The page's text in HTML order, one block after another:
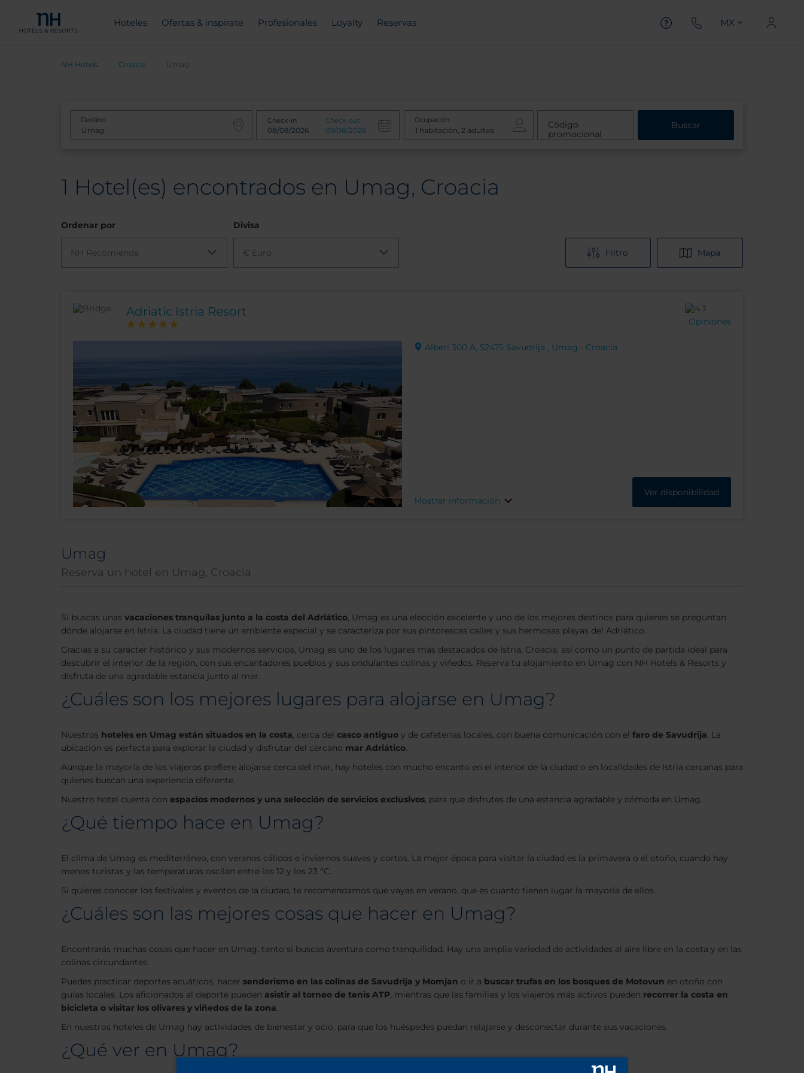
Hoteles Ofertas & inspírate Profesionales Loyalty Reservas MX
NH Hotels Croacia Umag
Destino Check-in Check-out Ocupación
Código
promocional
Buscar
1 Hotel(es) encontrados en Umag, Croacia
Ordenar por
NH Recomienda
Divisa
€ Euro Filtro Mapa
Adriatic Istria Resort
Alberi 300 A, 52475 Savudrija , Umag - Croacia
Opiniones
Mostrar información
Ver disponibilidad
Umag
Reserva un hotel en Umag, Croacia
Si buscas unas vacaciones tranquilas junto a la costa del Adriático, Umag es una elección excelente y uno de los mejores destinos para quienes se preguntan
dónde alojarse en Istria. La ciudad tiene un ambiente especial y se caracteriza por sus pintorescas calles y sus hermosas playas del Adriático.
Gracias a su carácter histórico y sus modernos servicios, Umag es uno de los lugares más destacados de Istria, Croacia, así como un punto de partida ideal para
descubrir el interior de la región, con sus encantadores pueblos y sus ondulantes colinas y viñedos. Reserva tu alojamiento en Umag con NH Hotels & Resorts y
disfruta de una agradable estancia junto al mar.
¿Cuáles son los mejores lugares para alojarse en Umag?
Nuestros hoteles en Umag están situados en la costa, cerca del casco antiguo y de cafeterías locales, con buena comunicación con el faro de Savudrija. La
ubicación es perfecta para explorar la ciudad y disfrutar del cercano mar Adriático.
Aunque la mayoría de los viajeros prefiere alojarse cerca del mar, hay hoteles con mucho encanto en el interior de la ciudad o en localidades de Istria cercanas para
quienes buscan una experiencia diferente.
Nuestro hotel cuenta con espacios modernos y una selección de servicios exclusivos, para que disfrutes de una estancia agradable y cómoda en Umag.
¿Qué tiempo hace en Umag?
El clima de Umag es mediterráneo, con veranos cálidos e inviernos suaves y cortos. La mejor época para visitar la ciudad es la primavera o el otoño, cuando hay
menos turistas y las temperaturas oscilan entre los 12 y los 23 ºC.
Si quieres conocer los festivales y eventos de la ciudad, te recomendamos que vayas en verano, que es cuanto tienen lugar la mayoría de ellos.
¿Cuáles son las mejores cosas que hacer en Umag?
Encontrarás muchas cosas que hacer en Umag, tanto si buscas aventura como tranquilidad. Hay una amplia variedad de actividades al aire libre en la costa y en las
colinas circundantes.
Puedes practicar deportes acuáticos, hacer senderismo en las colinas de Savudrija y Momjan o ir a buscar trufas en los bosques de Motovun en otoño con
guías locales. Los aficionados al deporte pueden asistir al torneo de tenis ATP, mientras que las familias y los viajeros más activos pueden recorrer la costa en
bicicleta o visitar los olivares y viñedos de la zona.
En nuestros hoteles de Umag hay actividades de bienestar y ocio, para que los huéspedes puedan relajarse y desconectar durante sus vacaciones.
¿Qué ver en Umag?